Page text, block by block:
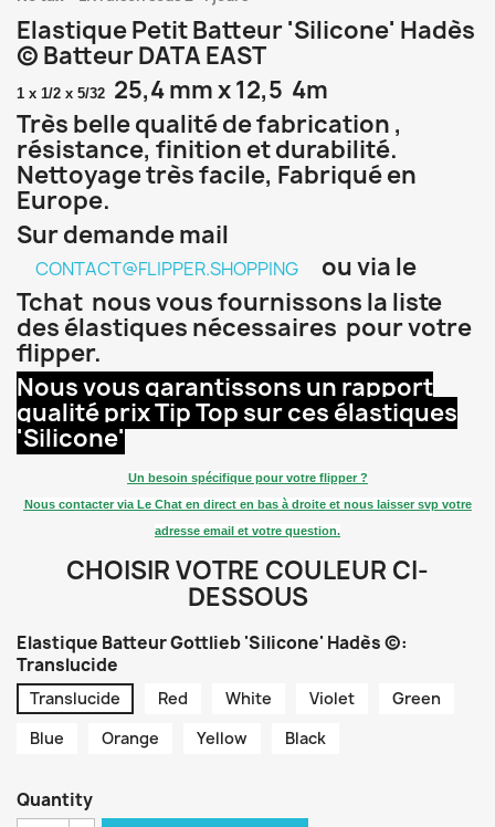
Elastique Petit Batteur 'Silicone' Hadès
© Batteur DATA EAST
1 x 1/2 x 5/32 25,4 mm x 12,5 4m
Très belle qualité de fabrication ,
résistance, finition et durabilité.
Nettoyage très facile, Fabriqué en
Europe.
Sur demande mail
CONTACT@FLIPPER.SHOPPING
ou via le
Tchat nous vous fournissons la liste
des élastiques nécessaires pour votre
flipper.
Nous vous garantissons un rapport
qualité prix Tip Top sur ces élastiques
'Silicone'
Un besoin spécifique pour votre flipper ?
Nous contacter via Le Chat en direct en bas à droite et nous laisser svp votre
adresse email et votre question.
CHOISIR VOTRE COULEUR CI-
DESSOUS
Elastique Batteur Gottlieb 'Silicone' Hadès ©:
Translucide
Translucide Red White Violet
Green
Blue
Orange Yellow Black
Quantity